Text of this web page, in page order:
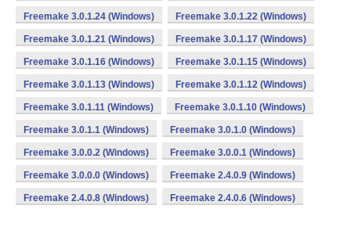
Freemake 3.0.1.24 (Windows) Freemake 3.0.1.22 (Windows)
Freemake 3.0.1.21 (Windows) Freemake 3.0.1.17 (Windows)
Freemake 3.0.1.16 (Windows) Freemake 3.0.1.15 (Windows)
Freemake 3.0.1.13 (Windows) Freemake 3.0.1.12 (Windows)
Freemake 3.0.1.11 (Windows) Freemake 3.0.1.10 (Windows)
Freemake 3.0.1.1 (Windows) Freemake 3.0.1.0 (Windows)
Freemake 3.0.0.2 (Windows) Freemake 3.0.0.1 (Windows)
Freemake 3.0.0.0 (Windows) Freemake 2.4.0.9 (Windows)
Freemake 2.4.0.8 (Windows) Freemake 2.4.0.6 (Windows)